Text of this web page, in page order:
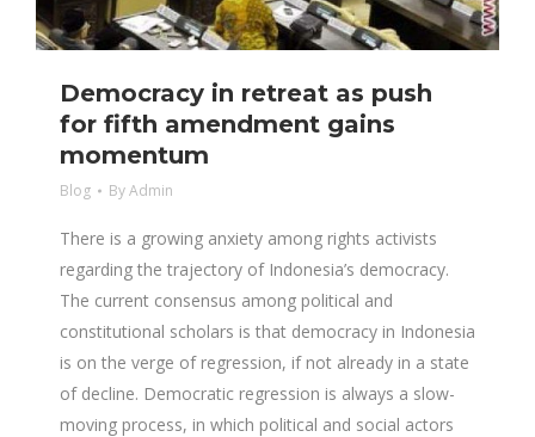
Democracy in retreat as push
for fifth amendment gains
momentum
Blog ByAdmin
There is a growing anxiety among rights activists
regarding the trajectory of Indonesia’s democracy.
The current consensus among political and
constitutional scholars is that democracy in Indonesia
is on the verge of regression, if not already in a state
of decline. Democratic regression is always a slow-
moving process, in which political and social actors